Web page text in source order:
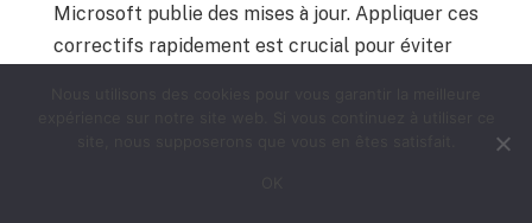
Microsoft publie des mises à jour. Appliquer ces
correctifs rapidement est crucial pour éviter